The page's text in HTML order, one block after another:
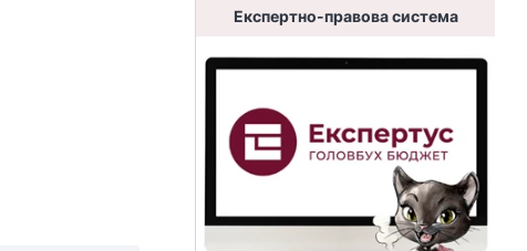
Експертно-правова система